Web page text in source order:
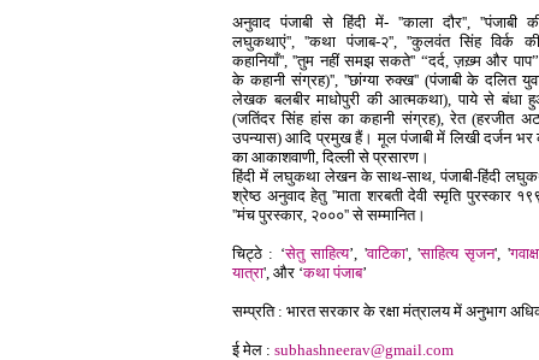
अनुवाद पंजाबी से हिंदी में- ''काला दौर'', ''पंजाबी
लघुकथाएं'', ''कथा पंजाब-२'', ''कुलवंत सिंह विर्क की
कहानियाँ'', ''तुम नहीं समझ सकते'' “दर्द, ज़ख़्म और पाप”
के कहानी संग्रह)'', ''छांग्या रुक्ख'' (पंजाबी के दलित
लेखक बलबीर माधोपुरी की आत्मकथा), पाये से बंधा
(जतिंदर सिंह हांस का कहानी संग्रह), रेत (हरजीत
उपन्यास) आदि प्रमुख हैं। मूल पंजाबी में लिखी दर्जन भर
का आकाशवाणी, दिल्ली से प्रसारण।
हिंदी में लघुकथा लेखन के साथ-साथ, पंजाबी-हिंदी
श्रेष्ठ अनुवाद हेतु ''माता शरबती देवी स्मृति पुरस्कार
''मंच पुरस्कार, २०००'' से सम्मानित।
चिट्ठे : ‘सेतु साहित्य’, 'वाटिका', 'साहित्य सृजन', 'गवाक्ष
यात्रा', और ‘कथा पंजाब’
सम्प्रति : भारत सरकार के रक्षा मंत्रालय में अनुभाग
ईमेल : subhashneerav@gmail.com